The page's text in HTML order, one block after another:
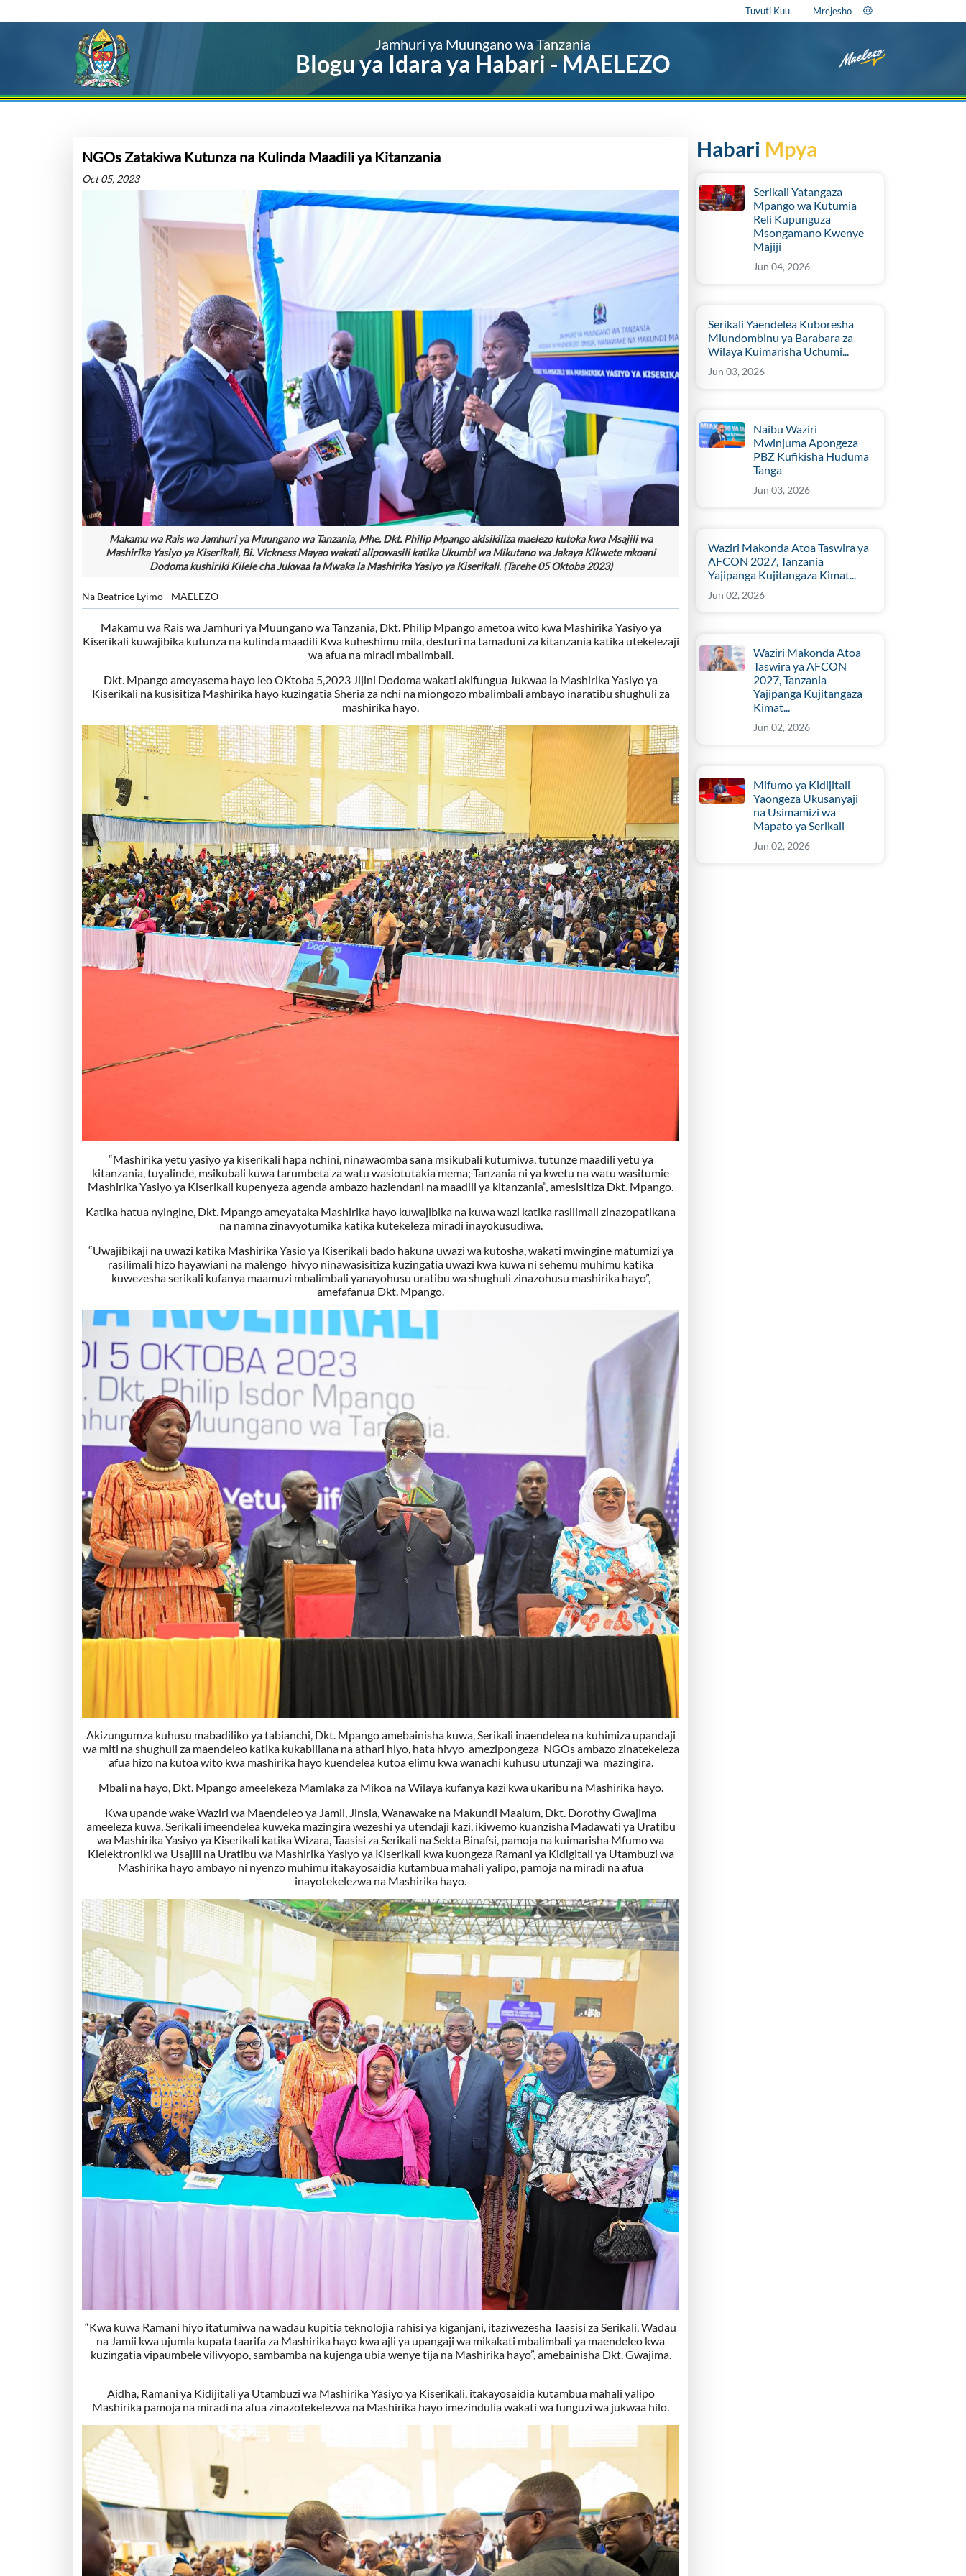
Tuvuti Kuu Mrejesho
Jamhuri ya Muungano wa Tanzania
Blogu ya Idara ya Habari - MAELEZO
NGOs Zatakiwa Kutunza na Kulinda Maadili ya Kitanzania
Oct 05, 2023
Makamu wa Rais wa Jamhuri ya Muungano wa Tanzania, Mhe. Dkt. Philip Mpango akisikiliza maelezo kutoka kwa Msajili wa
Mashirika Yasiyo ya Kiserikali, Bi. Vickness Mayao wakati alipowasili katika Ukumbi wa Mikutano wa Jakaya Kikwete mkoani
Dodoma kushiriki Kilele cha Jukwaa la Mwaka la Mashirika Yasiyo ya Kiserikali. (Tarehe 05 Oktoba 2023)
Na Beatrice Lyimo - MAELEZO
Makamu wa Rais wa Jamhuri ya Muungano wa Tanzania, Dkt. Philip Mpango ametoa wito kwa Mashirika Yasiyo ya
Kiserikali kuwajibika kutunza na kulinda maadili Kwa kuheshimu mila, desturi na tamaduni za kitanzania katika utekelezaji
wa afua na miradi mbalimbali.
Dkt. Mpango ameyasema hayo leo OKtoba 5,2023 Jijini Dodoma wakati akifungua Jukwaa la Mashirika Yasiyo ya
Kiserikali na kusisitiza Mashirika hayo kuzingatia Sheria za nchi na miongozo mbalimbali ambayo inaratibu shughuli za
mashirika hayo.
“Mashirika yetu yasiyo ya kiserikali hapa nchini, ninawaomba sana msikubali kutumiwa, tutunze maadili yetu ya
kitanzania, tuyalinde, msikubali kuwa tarumbeta za watu wasiotutakia mema; Tanzania ni ya kwetu na watu wasitumie
Mashirika Yasiyo ya Kiserikali kupenyeza agenda ambazo haziendani na maadili ya kitanzania”, amesisitiza Dkt. Mpango.
Katika hatua nyingine, Dkt. Mpango ameyataka Mashirika hayo kuwajibika na kuwa wazi katika rasilimali zinazopatikana
na namna zinavyotumika katika kutekeleza miradi inayokusudiwa.
“Uwajibikaji na uwazi katika Mashirika Yasio ya Kiserikali bado hakuna uwazi wa kutosha, wakati mwingine matumizi ya
rasilimali hizo hayawiani na malengo hivyo ninawasisitiza kuzingatia uwazi kwa kuwa ni sehemu muhimu katika
kuwezesha serikali kufanya maamuzi mbalimbali yanayohusu uratibu wa shughuli zinazohusu mashirika hayo”,
amefafanua Dkt. Mpango.
Akizungumza kuhusu mabadiliko ya tabianchi, Dkt. Mpango amebainisha kuwa, Serikali inaendelea na kuhimiza upandaji
wa miti na shughuli za maendeleo katika kukabiliana na athari hiyo, hata hivyo amezipongeza NGOs ambazo zinatekeleza
afua hizo na kutoa wito kwa mashirika hayo kuendelea kutoa elimu kwa wanachi kuhusu utunzaji wa mazingira.
Mbali na hayo, Dkt. Mpango ameelekeza Mamlaka za Mikoa na Wilaya kufanya kazi kwa ukaribu na Mashirika hayo.
Kwa upande wake Waziri wa Maendeleo ya Jamii, Jinsia, Wanawake na Makundi Maalum, Dkt. Dorothy Gwajima
ameeleza kuwa, Serikali imeendelea kuweka mazingira wezeshi ya utendaji kazi, ikiwemo kuanzisha Madawati ya Uratibu
wa Mashirika Yasiyo ya Kiserikali katika Wizara, Taasisi za Serikali na Sekta Binafsi, pamoja na kuimarisha Mfumo wa
Kielektroniki wa Usajili na Uratibu wa Mashirika Yasiyo ya Kiserikali kwa kuongeza Ramani ya Kidigitali ya Utambuzi wa
Mashirika hayo ambayo ni nyenzo muhimu itakayosaidia kutambua mahali yalipo, pamoja na miradi na afua
inayotekelezwa na Mashirika hayo.
“Kwa kuwa Ramani hiyo itatumiwa na wadau kupitia teknolojia rahisi ya kiganjani, itaziwezesha Taasisi za Serikali, Wadau
na Jamii kwa ujumla kupata taarifa za Mashirika hayo kwa ajli ya upangaji wa mikakati mbalimbali ya maendeleo kwa
kuzingatia vipaumbele vilivyopo, sambamba na kujenga ubia wenye tija na Mashirika hayo”, amebainisha Dkt. Gwajima.
Aidha, Ramani ya Kidijitali ya Utambuzi wa Mashirika Yasiyo ya Kiserikali, itakayosaidia kutambua mahali yalipo
Mashirika pamoja na miradi na afua zinazotekelezwa na Mashirika hayo imezindulia wakati wa funguzi wa jukwaa hilo.
Habari Mpya
Serikali Yatangaza
Mpango wa Kutumia
Reli Kupunguza
Msongamano Kwenye
Majiji
Jun 04, 2026
Serikali Yaendelea Kuboresha
Miundombinu ya Barabara za
Wilaya Kuimarisha Uchumi...
Jun 03, 2026
Naibu Waziri
Mwinjuma Apongeza
PBZ Kufikisha Huduma
Tanga
Jun 03, 2026
Waziri Makonda Atoa Taswira ya
AFCON 2027, Tanzania
Yajipanga Kujitangaza Kimat...
Jun 02, 2026
Waziri Makonda Atoa
Taswira ya AFCON
2027, Tanzania
Yajipanga Kujitangaza
Kimat...
Jun 02, 2026
Mifumo ya Kidijitali
Yaongeza Ukusanyaji
na Usimamizi wa
Mapato ya Serikali
Jun 02, 2026